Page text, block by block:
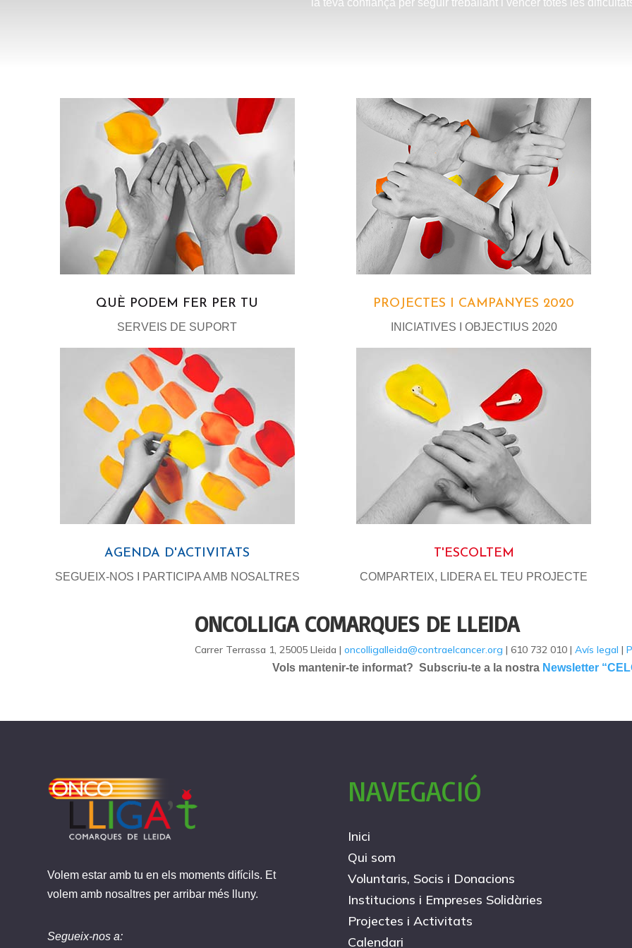
la teva confiança per seguir treballant i vèncer totes les
QUÈ PODEM FER PER TU
SERVEIS DE SUPORT
PROJECTES I CAMPANYES 2020
INICIATIVES I OBJECTIUS 2020
AGENDA D'ACTIVITATS
SEGUEIX-NOS I PARTICIPA AMB NOSALTRES
T'ESCOLTEM
COMPARTEIX, LIDERA EL TEU PROJECTE
ONCOLLIGA COMARQUES DE LLEIDA
Carrer Terrassa 1, 25005 Lleida | oncolligalleida@contraelcancer.org | 610 732 010 | Avís legal |
Vols mantenir-te informat? Subscriu-te a la nostra Newsletter
Volem estar amb tu en els moments difícils. Et
volem amb nosaltres per arribar més lluny.
Segueix-nos a:
NAVEGACIÓ
Inici
Qui som
Voluntaris, Socis i Donacions
Institucions i Empreses Solidàries
Projectes i Activitats
Calendari